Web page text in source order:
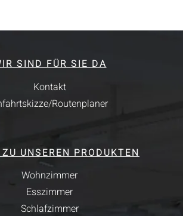
SIND FÜR SIE DA
Kontakt
Routenplaner
UNSEREN PRODUKTEN
Wohnzimmer
Esszimmer
Schlafzimmer